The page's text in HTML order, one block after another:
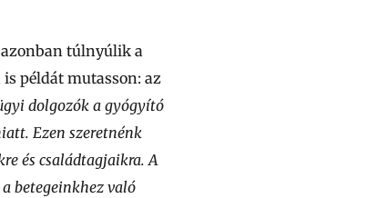
azonban túlnyúlik a
példát mutasson: az
dolgozók a gyógyító
Ezen szeretnénk
és családtagjaikra. A
betegeinkhez való